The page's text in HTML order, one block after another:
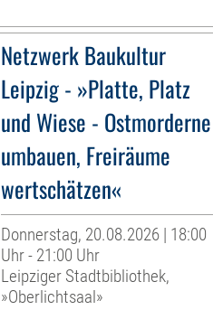
Netzwerk Baukultur
Leipzig - »Platte, Platz
und Wiese - Ostmorderne
umbauen, Freiräume
wertschätzen«
Donnerstag, 20.08.2026 | 18:00
Uhr - 21:00 Uhr
Leipziger Stadtbibliothek,
»Oberlichtsaal»